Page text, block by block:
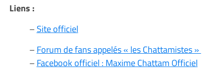
Liens :
–Site officiel
–Forum de fans appelés « les Chattamistes »
–Facebook officiel : Maxime Chattam Officiel